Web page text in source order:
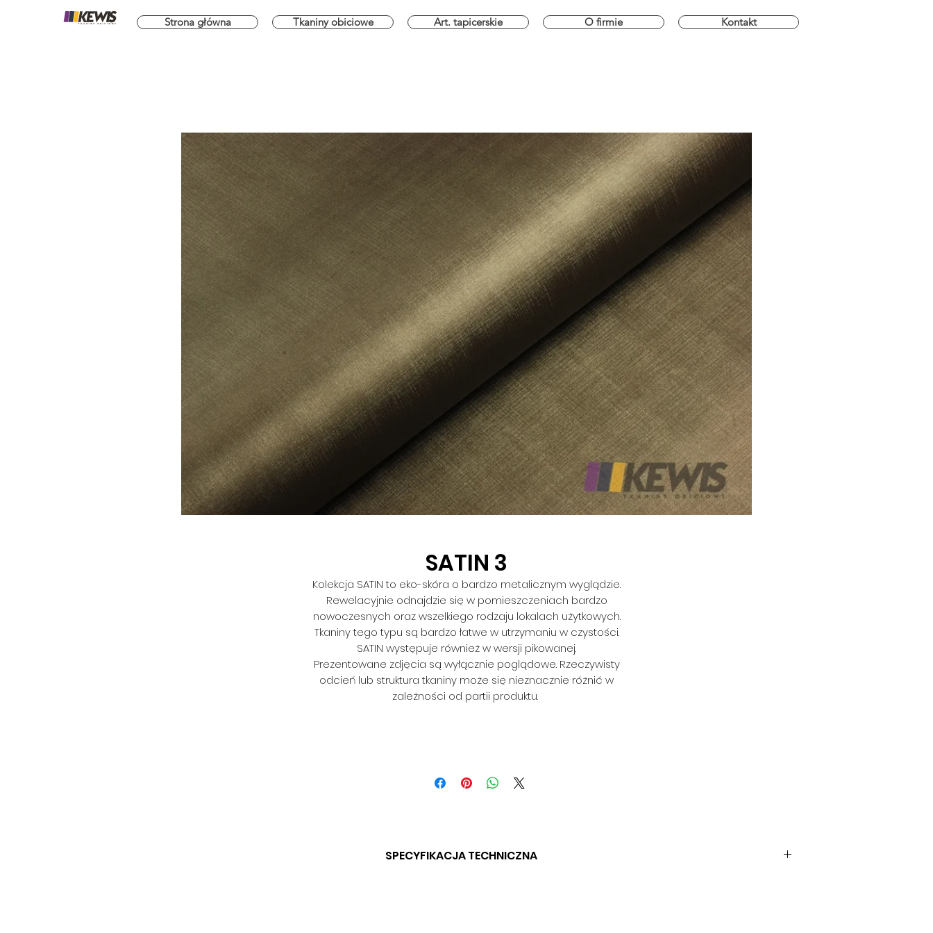
Strona główna Tkaniny obiciowe Art. tapicerskie O firmie Kontakt
SATIN 3
Kolekcja SATIN to eko-skóra o bardzo metalicznym wyglądzie.
Rewelacyjnie odnajdzie się w pomieszczeniach bardzo
nowoczesnych oraz wszelkiego rodzaju lokalach użytkowych.
Tkaniny tego typu są bardzo łatwe w utrzymaniu w czystości.
SATIN występuje również w wersji pikowanej.
Prezentowane zdjęcia są wyłącznie poglądowe. Rzeczywisty
odcień lub struktura tkaniny może się nieznacznie różnić w
zależności od partii produktu.
SPECYFIKACJA TECHNICZNA